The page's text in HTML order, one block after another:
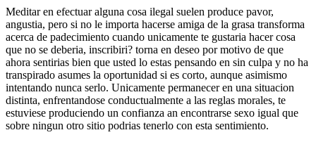
Meditar en efectuar alguna cosa ilegal suelen produce pavor,
angustia, pero si no le importa hacerse amiga de la grasa transforma
acerca de padecimiento cuando unicamente te gustaria hacer cosa
que no se deberia, inscribiri? torna en deseo por motivo de que
ahora sentirias bien que usted lo estas pensando en sin culpa y no ha
transpirado asumes la oportunidad si es corto, aunque asimismo
intentando nunca serlo. Unicamente permanecer en una situacion
distinta, enfrentandose conductualmente a las reglas morales, te
estuviese produciendo un confianza an encontrarse sexo igual que
sobre ningun otro sitio podrias tenerlo con esta sentimiento.